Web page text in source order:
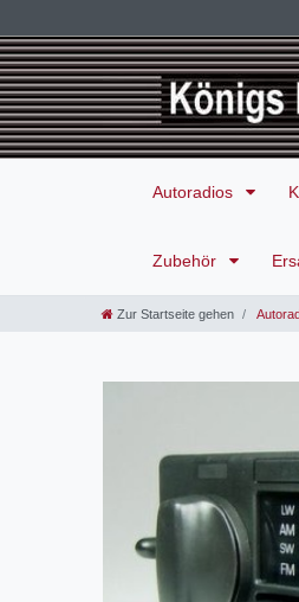
Autoradios
Zubehör
Zur Startseite gehen